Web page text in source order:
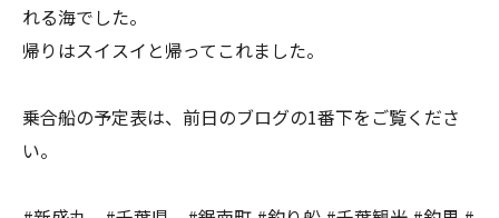
れる海でした。
帰りはスイスイと帰ってこれました。
乗合船の予定表は、前日のブログの1番下をご覧くださ
い。